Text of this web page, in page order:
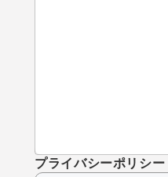
プライバシーポリシー